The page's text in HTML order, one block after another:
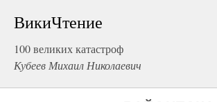
ВикиЧтение
100 великих катастроф
Кубеев Михаил Николаевич